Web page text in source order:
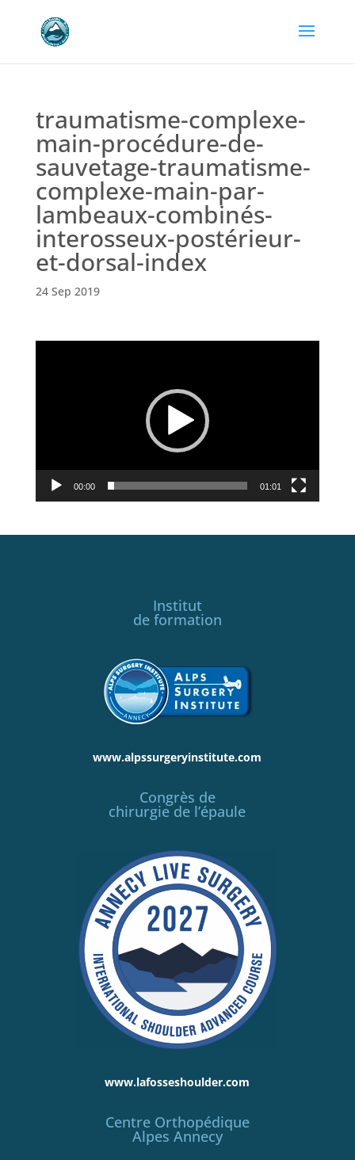
traumatisme-complexe-
main-procédure-de-
sauvetage-traumatisme-
complexe-main-par-
lambeaux-combinés-
interosseux-postérieur-
et-dorsal-index
24 Sep 2019
00:00 01:01
Institut
de formation
www.alpssurgeryinstitute.com
Congrès de
chirurgie de l’épaule
www.lafosseshoulder.com
Centre Orthopédique
Alpes Annecy